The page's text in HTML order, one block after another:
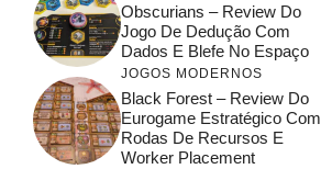
Obscurians – Review Do
Jogo De Dedução Com
Dados E Blefe No Espaço
JOGOS MODERNOS
Black Forest – Review Do
Eurogame Estratégico Com
Rodas De Recursos E
Worker Placement